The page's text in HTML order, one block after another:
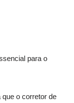
para o
que o corretor de